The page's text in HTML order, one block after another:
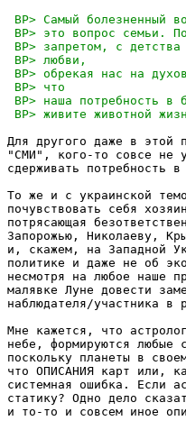
Для другого даже в этой
"СМИ", кого-то совсе не
сдерживать потребность
То же и с украинской
почувствовать себя
потрясающая
Запорожью, Николаеву,
и, скажем, на Западной
политике и даже не об
несмотря на любое наше
малявке Луне довести
наблюдателя/участника
Мне кажется, что
небе, формируются
поскольку планеты в
что ОПИСАНИЯ карт или,
системная ошибка. Если
статику? Одно дело
и то-то и совсем иное